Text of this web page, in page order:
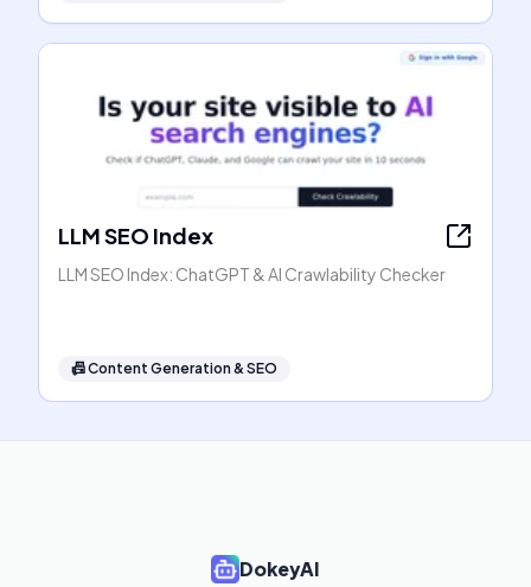
LLM SEO Index
LLM SEO Index: ChatGPT & AI Crawlability Checker
📠Content Generation & SEO
DokeyAI